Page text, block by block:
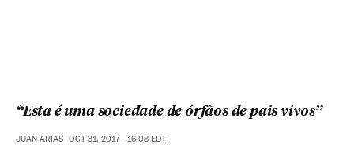
“Esta é uma sociedade de órfãos de pais vivos”
JUAN ARIAS | OCT 31, 2017 - 16:08 EDT